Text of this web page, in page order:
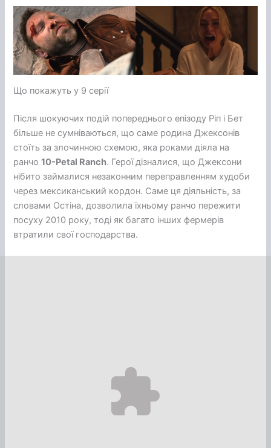
Що покажуть у 9 серії
Після шокуючих подій попереднього епізоду Ріп і Бет
більше не сумніваються, що саме родина Джексонів
стоїть за злочинною схемою, яка роками діяла на
ранчо10-Petal Ranch. Герої дізналися, що Джексони
нібито займалися незаконним переправленням худоби
через мексиканський кордон. Саме ця діяльність, за
словами Остіна, дозволила їхньому ранчо пережити
посуху 2010 року, тоді як багато інших фермерів
втратили свої господарства.